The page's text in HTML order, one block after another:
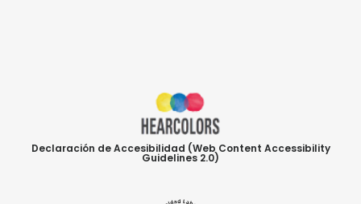
Declaración de Accesibilidad (Web Content Accessibility
Guidelines 2.0)